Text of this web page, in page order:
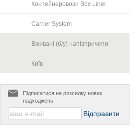
Контейнеровози Box Liner
Carrier System
Вживані (б/у) напівпричепи
Київ
Підписатися на розсилку нових
надходжень